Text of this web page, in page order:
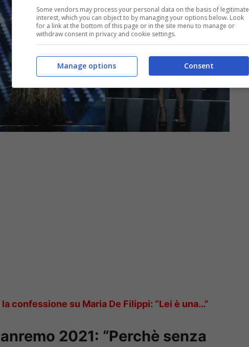
confessione su Maria De Filippi: “Lei è una…”
2021: “Perchè senza
Some vendors may process your personal data on the basis of legitimate
interest, which you can object to by managing your options below. Look
for a link at the bottom of this page or in the site menu to manage or
withdraw consent in privacy and cookie settings.
Consent
Manage options